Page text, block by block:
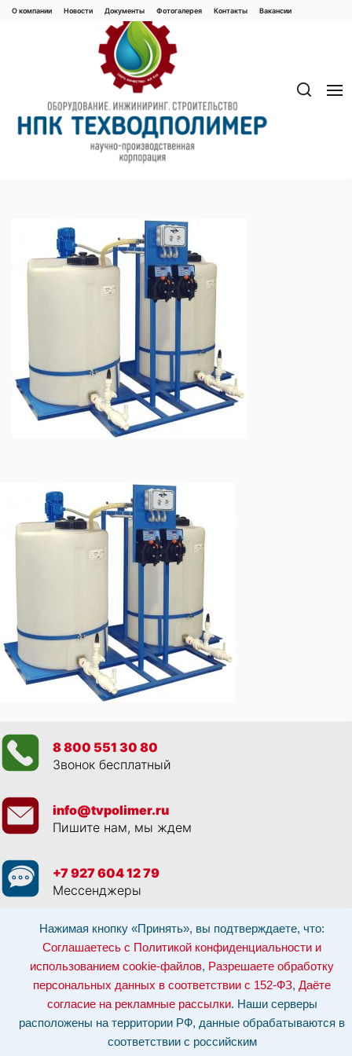
Нажимая кнопку «Принять», вы подтверждаете, что:
Соглашаетесь с Политикой конфиденциальности и
использованием cookie-файлов, Разрешаете обработку
персональных данных в соответствии с 152-ФЗ, Даёте
согласие на рекламные рассылки. Наши серверы
расположены на территории РФ, данные обрабатываются в
соответствии с российским
Перейти
О компании Новости Документы Фотогалерея Контaкты Вакaнсии
8 800 551 30 80
Звонок бесплатный
info@tvpolimer.ru
Пишите нам, мы ждем
+7 927 604 12 79
Мессенджеры
Просматривая данный веб сайт, и обращаясь к нам, вы:Соглашаетесь с
Политикой конфиденциальности и использованием cookie-файлов,
Разрешаете обработку персональных данных в соответствии с 152-ФЗ
Даёте согласие на рекламные рассылки.
Отозвать согласие на обработку персональных данных: по эл-почте:
info@tvpolimer.ru| по телефону8 800 551 30 80
Наши серверы расположены на территории РФ, данные обрабатываются в
соответствии с российским законодательством.Информация о сервере и